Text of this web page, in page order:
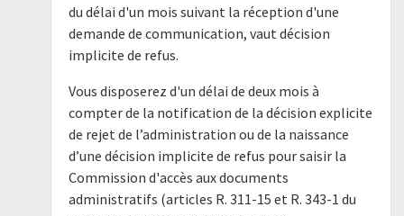
du délai d'un mois suivant la réception d'une
demande de communication, vaut décision
implicite de refus.
Vous disposerez d'un délai de deux mois à
compter de la notification de la décision explicite
de rejet de l’administration ou de la naissance
d’une décision implicite de refus pour saisir la
Commission d'accès aux documents
administratifs (articles R. 311-15 et R. 343-1 du